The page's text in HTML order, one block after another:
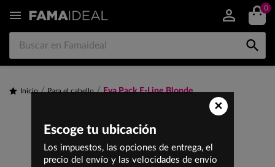
 0

Inicio Para el cabello Eva Pack E-Line Blonde
×
Escoge tu ubicación
Los impuestos, las opciones de entrega, el
precio del envío y las velocidades de envío